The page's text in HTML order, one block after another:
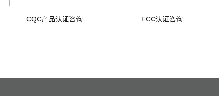
CQC产品认证咨询 FCC认证咨询